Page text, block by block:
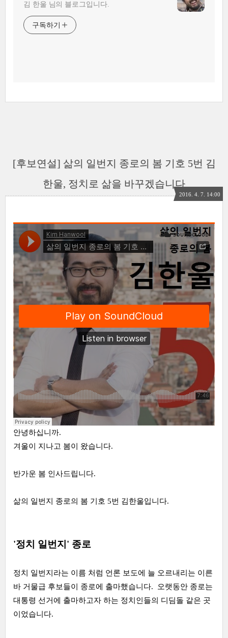
김 한울 님의 블로그입니다.
구독하기
[후보연설] 삶의 일번지 종로의 봄 기호 5번 김
한울, 정치로 삶을 바꾸겠습니다
2016. 4. 7. 14:00
안녕하십니까.
겨울이 지나고 봄이 왔습니다.
반가운 봄 인사드립니다.
삶의 일번지 종로의 봄 기호 5번 김한울입니다.
'정치 일번지' 종로
정치 일번지라는 이름 처럼 언론 보도에 늘 오르내리는 이른
바 거물급 후보들이 종로에 출마했습니다. 오랫동안 종로는
대통령 선거에 출마하고자 하는 정치인들의 디딤돌 같은 곳
이었습니다.